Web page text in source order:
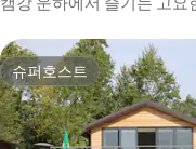
슈퍼호스트
슈퍼호스트